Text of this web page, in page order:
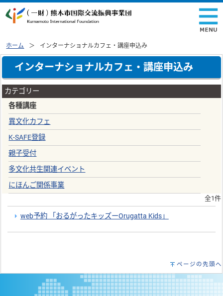
ホーム インターナショナルカフェ・講座申込み
インターナショナルカフェ・講座申込み
カテゴリー
各種講座
異文化カフェ
K-SAFE登録
親子受付
多文化共生関連イベント
にほんご関係事業
全1件
web予約 「おるがったキッズーOrugatta Kids」
ページの先頭へ